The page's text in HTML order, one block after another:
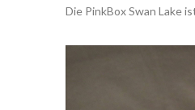
Die PinkBox Swan Lake